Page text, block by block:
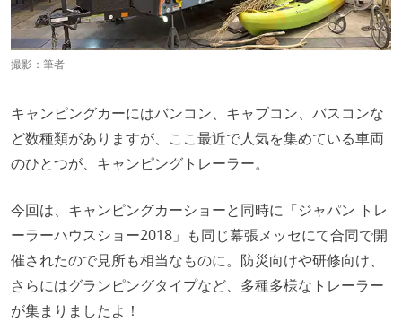
撮影：筆者
キャンピングカーにはバンコン、キャブコン、バスコンな
ど数種類がありますが、ここ最近で人気を集めている車両
のひとつが、キャンピングトレーラー。
今回は、キャンピングカーショーと同時に「ジャパン トレ
ーラーハウスショー2018」も同じ幕張メッセにて合同で開
催されたので見所も相当なものに。防災向けや研修向け、
さらにはグランピングタイプなど、多種多様なトレーラー
が集まりましたよ！